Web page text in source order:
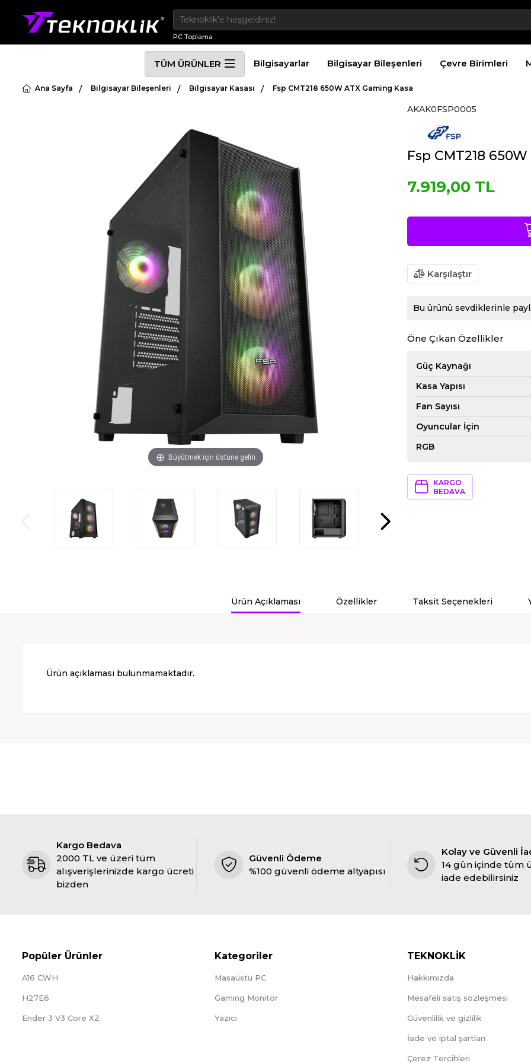
PC Toplama
TÜM ÜRÜNLER Bilgisayarlar Bilgisayar Bileşenleri Çevre Birimleri
Ana Sayfa Bilgisayar Bileşenleri Bilgisayar Kasası Fsp CMT218 650W ATX Gaming Kasa
Büyütmek için üstüne gelin
AKAK0FSP0005
Fsp CMT218
7.919,00 TL
Karşılaştır
Bu ürünü sevdiklerinle
Öne Çıkan Özellikler
Güç Kaynağı
Kasa Yapısı
Fan Sayısı
Oyuncular İçin
RGB
KARGO
BEDAVA
Ürün Açıklaması Özellikler Taksit Seçenekleri
Ürün açıklaması bulunmamaktadır.
Kargo Bedava
2000 TL ve üzeri tüm
alışverişlerinizde kargo ücreti
bizden
Güvenli Ödeme
%100 güvenli ödeme altyapısı
Kolay ve Güvenli
14 gün içinde tüm
iade edebilirsiniz
Popüler Ürünler
A16 CWH
H27E6
Ender 3 V3 Core XZ
Kategoriler
Masaüstü PC
Gaming Monitör
Yazıcı
TEKNOKLİK
Hakkımızda
Mesafeli satış sözleşmesi
Güvenlilik ve gizlilik
İade ve iptal şartları
Çerez Tercihleri